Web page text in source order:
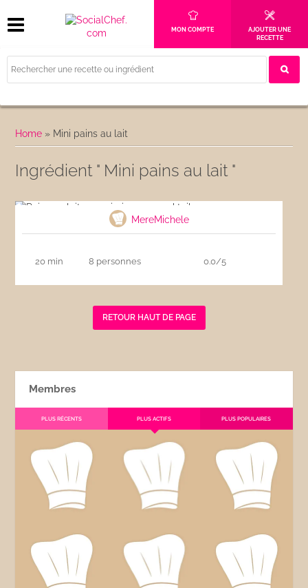
MON COMPTE
AJOUTER UNE
RECETTE
Home » Mini pains au lait
Ingrédient " Mini pains au lait "
MereMichele
20 min 8 personnes 0.0/5
RETOUR HAUT DE PAGE
Membres
PLUS RÉCENTS PLUS ACTIFS PLUS POPULAIRES